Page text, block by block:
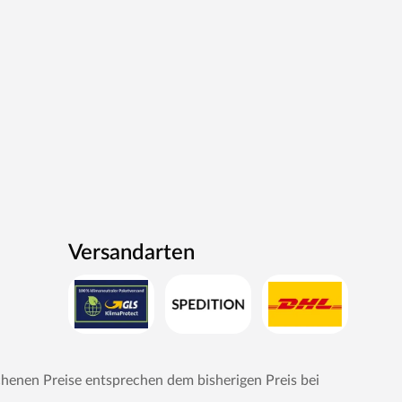
Versandarten
Preise entsprechen dem bisherigen Preis bei